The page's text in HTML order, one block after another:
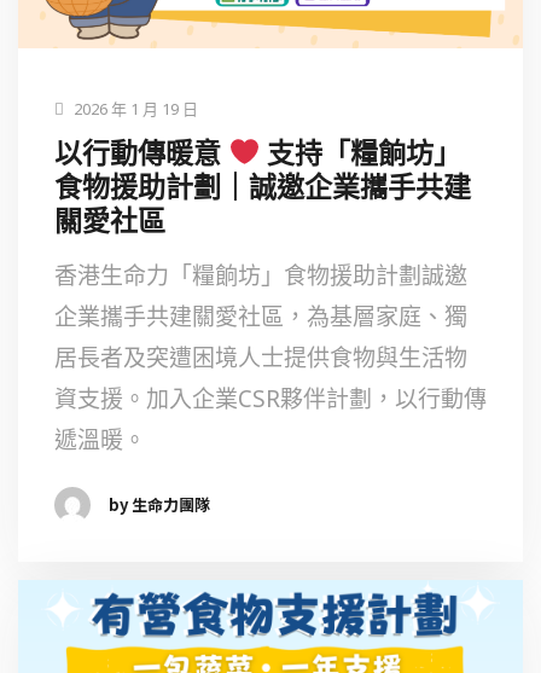
2026 年 1 月 19 日
以行動傳暖意
支持「糧餉坊」
食物援助計劃｜誠邀企業攜手共建
關愛社區
香港生命力「糧餉坊」食物援助計劃誠邀
企業攜手共建關愛社區，為基層家庭、獨
居長者及突遭困境人士提供食物與生活物
資支援。加入企業CSR夥伴計劃，以行動傳
遞溫暖。
by 生命力團隊